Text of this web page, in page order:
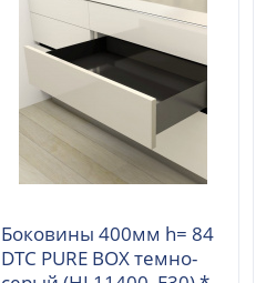
Боковины 400мм h= 84
DTC PURE BOX темно-